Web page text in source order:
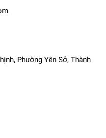
Phường Yên Sở, Thành